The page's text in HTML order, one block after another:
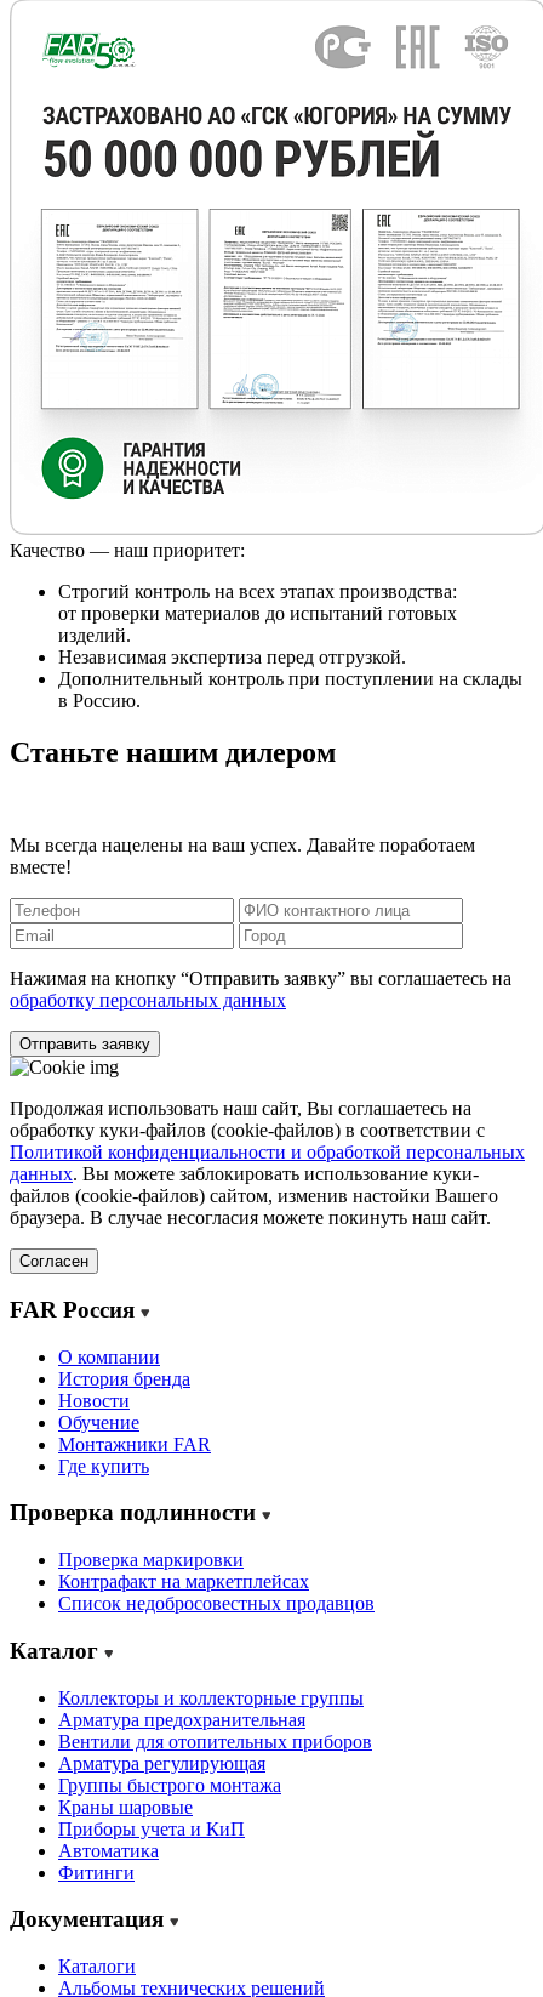
Качество — наш приоритет:
Строгий контроль на всех этапах производства:
от проверки материалов до испытаний готовых
изделий.
Независимая экспертиза перед отгрузкой.
Дополнительный контроль при поступлении на склады
в Россию.
Станьте нашим дилером
Мы всегда нацелены на ваш успех. Давайте поработаем
вместе!
Нажимая на кнопку “Отправить заявку” вы соглашаетесь на
обработку персональных данных
Отправить заявку
Продолжая использовать наш сайт, Вы соглашаетесь на
обработку куки-файлов (cookie-файлов) в соответствии с
Политикой конфиденциальности и обработкой персональных
данных. Вы можете заблокировать использование куки-
файлов (cookie-файлов) сайтом, изменив настойки Вашего
браузера. В случае несогласия можете покинуть наш сайт.
Согласен
FAR Россия
О компании
История бренда
Новости
Обучение
Монтажники FAR
Где купить
Проверка подлинности
Проверка маркировки
Контрафакт на маркетплейсах
Cписок недобросовестных продавцов
Каталог
Коллекторы и коллекторные группы
Арматура предохранительная
Вентили для отопительных приборов
Арматура регулирующая
Группы быстрого монтажа
Краны шаровые
Приборы учета и КиП
Автоматика
Фитинги
Документация
Каталоги
Альбомы технических решений